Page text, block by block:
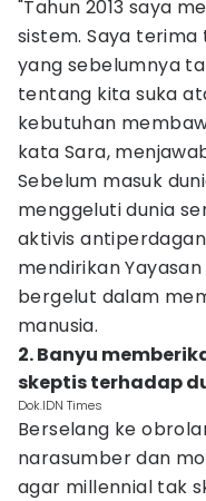
"Tahun 2013 saya
sistem. Saya
yang sebelumnya
tentang kita suka
kebutuhan
kata Sara,
Sebelum masuk
menggeluti dunia
aktivis
mendirikan
bergelut dalam
manusia.
2. Banyu
skeptis terhadap
Dok.IDN Times
Berselang ke
narasumber dan
agar millennial tak